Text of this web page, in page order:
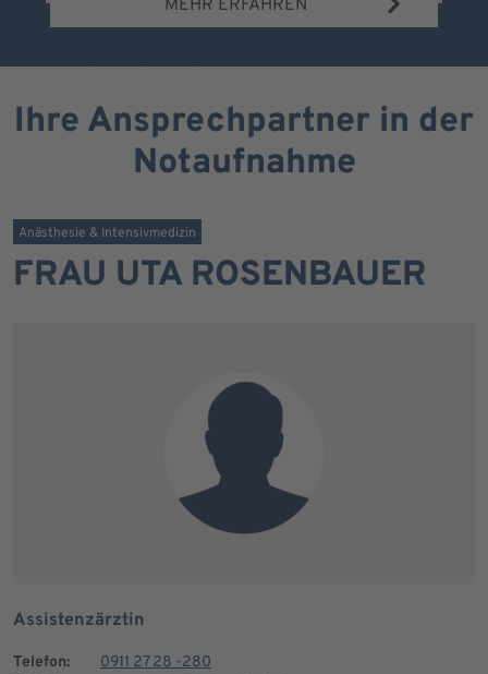
MEHR ERFAHREN
Ihre Ansprechpartner in der
Notaufnahme
Anästhesie & Intensivmedizin
FRAU UTA ROSENBAUER
Assistenzärztin
Telefon:
0911 27 28 -280